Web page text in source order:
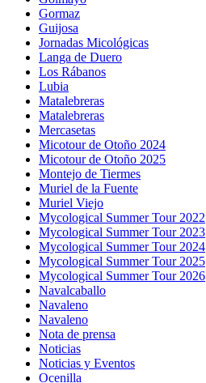
Gormaz
Guijosa
Jornadas Micológicas
Langa de Duero
Los Rábanos
Lubia
Matalebreras
Matalebreras
Mercasetas
Micotour de Otoño 2024
Micotour de Otoño 2025
Montejo de Tiermes
Muriel de la Fuente
Muriel Viejo
Mycological Summer Tour 2022
Mycological Summer Tour 2023
Mycological Summer Tour 2024
Mycological Summer Tour 2025
Mycological Summer Tour 2026
Navalcaballo
Navaleno
Navaleno
Nota de prensa
Noticias
Noticias y Eventos
Ocenilla